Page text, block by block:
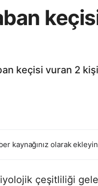
keçisi vuran 2
kaynağınız olarak ekleyin
çeşitliliği